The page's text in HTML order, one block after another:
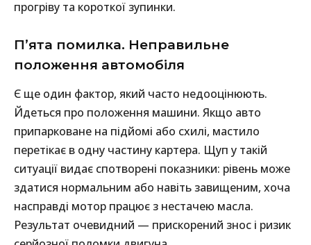
прогріву та короткої зупинки.
П’ята помилка. Неправильне
положення автомобіля
Є ще один фактор, який часто недооцінюють.
Йдеться про положення машини. Якщо авто
припарковане на підйомі або схилі, мастило
перетікає в одну частину картера. Щуп у такій
ситуації видає спотворені показники: рівень може
здатися нормальним або навіть завищеним, хоча
насправді мотор працює з нестачею масла.
Результат очевидний — прискорений знос і ризик